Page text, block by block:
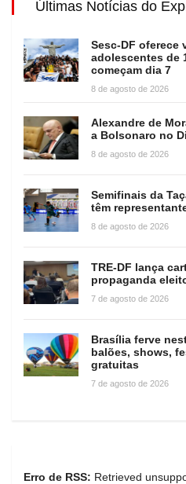
Últimas Notícias do
Sesc-DF oferece
adolescentes de
começam dia 7
8 de agosto de 2026
Alexandre de
a Bolsonaro no
8 de agosto de 2026
Semifinais da
têm
8 de agosto de 2026
TRE-DF lança
propaganda
7 de agosto de 2026
Brasília ferve
balões, shows,
gratuitas
7 de agosto de 2026
Erro de RSS: Retrieved